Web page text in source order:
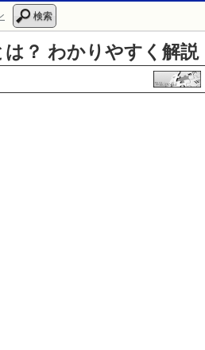
検索
？ わかりやすく解説